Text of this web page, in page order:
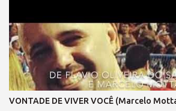
cavaquinho e o violão — Te esperam pra
que brotam do teu coração. A poesia,
fala da flor — Essência do amor em sua
Inspiração? Essa, em ti, transborda... Será
acervo da nossa nação. Já fizemos outras
Falamos de amor, de saudades, Retratamos
Temas dolentes e de alegria... Essa é a sina
VONTADE DE VIVER VOCÊ (Marcelo